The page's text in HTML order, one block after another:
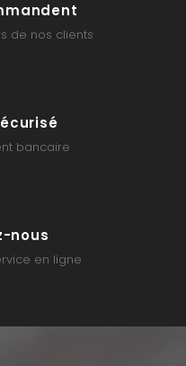
de nos clients
bancaire
nous
en ligne